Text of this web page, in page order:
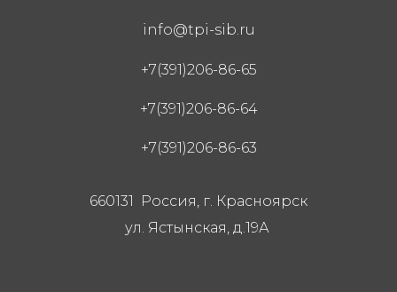
info@tpi-sib.ru
+7(391)206-86-65
+7(391)206-86-64
+7(391)206-86-63
660131 Россия, г. Красноярск
ул. Ястынская, д.19А